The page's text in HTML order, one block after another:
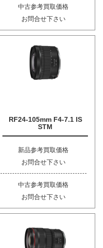
中古参考買取価格
お問合せ下さい
RF24-105mm F4-7.1 IS
STM
新品参考買取価格
お問合せ下さい
中古参考買取価格
お問合せ下さい